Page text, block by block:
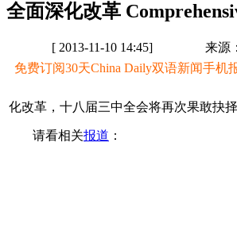
全面深化改革
[ 2013-11-10 14:45] 来源
免费订阅30天China Daily双语新闻手机
化改革，十八届三中全会将再次果敢抉
请看相关报道 ：